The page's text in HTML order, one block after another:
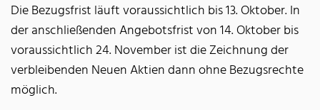
Die Bezugsfrist läuft voraussichtlich bis 13. Oktober. In
der anschließenden Angebotsfrist von 14. Oktober bis
voraussichtlich 24. November ist die Zeichnung der
verbleibenden Neuen Aktien dann ohne Bezugsrechte
möglich.